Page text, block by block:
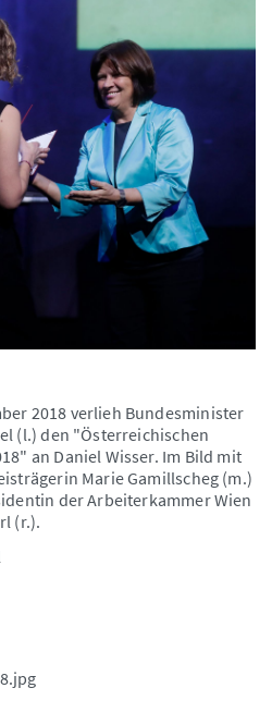
2018 verlieh Bundesminister
(l.) den "Österreichischen
an Daniel Wisser. Im Bild mit
Marie Gamillscheg (m.)
der Arbeiterkammer Wien
(r.).